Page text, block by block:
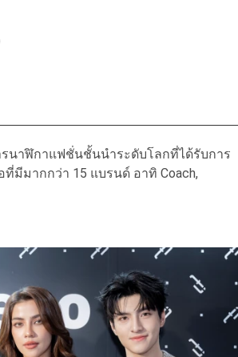
รนาฬิกาแฟชั่นชั้นนำระดับโลกที่ได้รับการ
มีมากกว่า 15 แบรนด์ อาทิ Coach,